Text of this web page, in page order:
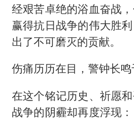
经艰苦卓绝的浴血奋战
赢得抗日战争的伟大胜
出了不可磨灭的贡献。
伤痛历历在目，警钟长鸣
在这个铭记历史、祈愿
战争的阴霾却再度浮现